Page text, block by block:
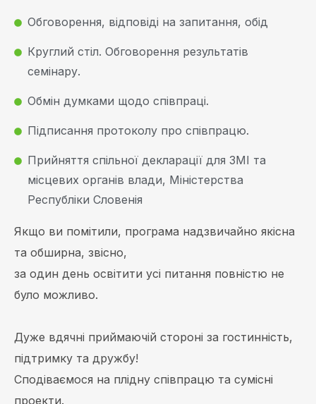
Обговорення, відповіді на запитання, обід
Круглий стіл. Обговорення результатів
семінару.
Обмін думками щодо співпраці.
Підписання протоколу про співпрацю.
Прийняття спільної декларації для ЗМІ та
місцевих органів влади, Міністерства
Республіки Словенія
Якщо ви помітили, програма надзвичайно якісна
та обширна, звісно,
за один день освітити усі питання повністю не
було можливо.
Дуже вдячні приймаючій стороні за гостинність,
підтримку та дружбу!
Сподіваємося на плідну співпрацю та сумісні
проекти.